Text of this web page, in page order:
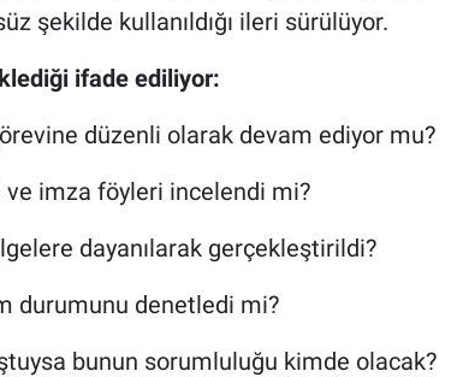
şekilde kullanıldığı ileri sürülüyor.
ifade ediliyor:
düzenli olarak devam ediyor mu?
imza föyleri incelendi mi?
dayanılarak gerçekleştirildi?
durumunu denetledi mi?
bunun sorumluluğu kimde olacak?